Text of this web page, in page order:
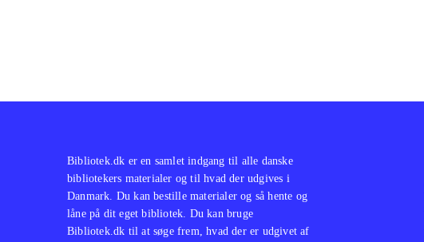
Bibliotek.dk er en samlet indgang til alle danske
bibliotekers materialer og til hvad der udgives i
Danmark. Du kan bestille materialer og så hente og
låne på dit eget bibliotek. Du kan bruge
Bibliotek.dk til at søge frem, hvad der er udgivet af